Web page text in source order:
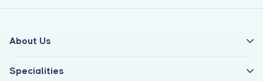
About Us
Specialities